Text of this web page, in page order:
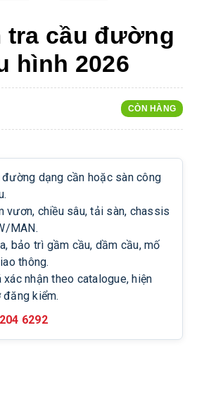
tra cầu đường
hình 2026
CÒN HÀNG
dạng cần hoặc sàn công
vươn, chiều sâu, tải sàn, chassis
MAN.
bảo trì gầm cầu, dầm cầu, mố
thông.
nhận theo catalogue, hiện
kiểm.
6292